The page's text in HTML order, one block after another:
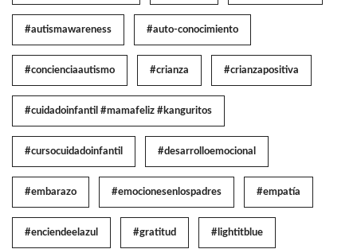
#autismawareness #auto-conocimiento
#concienciaautismo #crianza #crianzapositiva
#cuidadoinfantil #mamafeliz #kanguritos
#cursocuidadoinfantil #desarrolloemocional
#embarazo #emocionesenlospadres #empatía
#enciendeelazul #gratitud #lightitblue